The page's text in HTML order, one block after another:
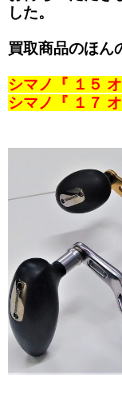
した。
買取商品のほん
シマノ『 １５
シマノ『 １７